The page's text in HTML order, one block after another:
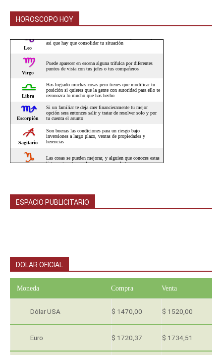
HOROSCOPO HOY
ESPACIO PUBLICITARIO
DOLAR OFICIAL
Moneda Compra Venta
Dólar USA $ 1470,00 $ 1520,00
Euro $ 1720,37 $ 1734,51